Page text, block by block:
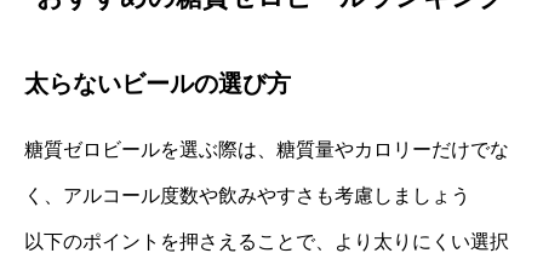
太らないビールの選び方
糖質ゼロビールを選ぶ際は、糖質量やカロリーだけでな
く、アルコール度数や飲みやすさも考慮しましょう
以下のポイントを押さえることで、より太りにくい選択